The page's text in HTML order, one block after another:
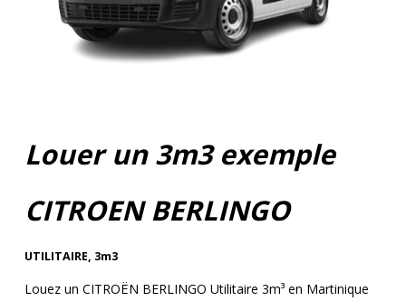
Louer un 3m3 exemple
CITROEN BERLINGO
UTILITAIRE, 3m3
Louez un CITROËN BERLINGO Utilitaire 3m³ en Martinique